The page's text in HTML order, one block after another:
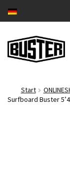
Zur
Navigation
springen
Zum
Inhalt
springen
POOL &
Start
Surfboard Buster